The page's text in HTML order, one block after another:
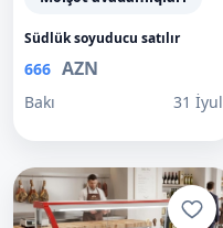
Südlük soyuducu satılır
666 AZN
Bakı 31 İyul